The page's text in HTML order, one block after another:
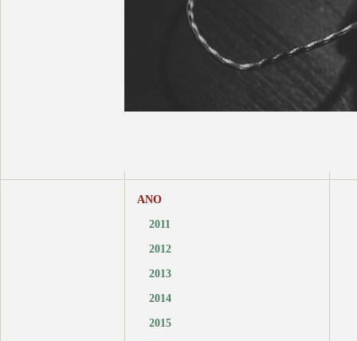
ANO
2011
2012
2013
2014
2015